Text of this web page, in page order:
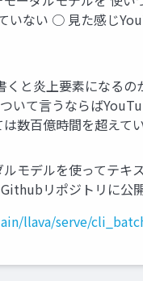
いない ○ 見た感じ
炎上要素になるの
いて言うならば
数百億時間を超え
モデルを使ってテ
Githubリポジトリ
llava/serve/